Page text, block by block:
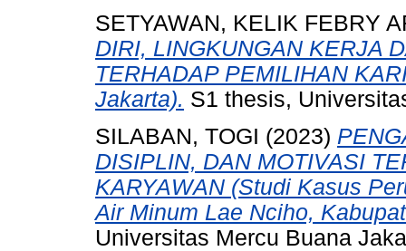
SETYAWAN, KELIK FEBRY
DIRI, LINGKUNGAN KERJA
TERHADAP PEMILIHAN
Jakarta). S1 thesis,
SILABAN, TOGI (2023)
DISIPLIN, DAN MOTIVASI
KARYAWAN (Studi Kasus
Air Minum Lae Nciho,
Universitas Mercu Buana